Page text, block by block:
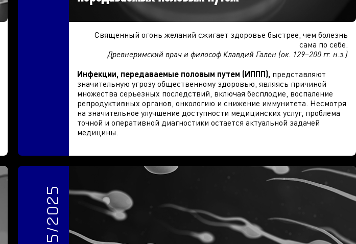
Священный огонь желаний сжигает здоровье быстрее, чем болезнь
сама по себе.
Древнеримский врач и философ Клавдий Гален (ок. 129–200 гг. н.э.)
Инфекции, передаваемые половым путем (ИППП), представляют
значительную угрозу общественному здоровью, являясь причиной
множества серьезных последствий, включая бесплодие, воспаление
репродуктивных органов, онкологию и снижение иммунитета. Несмотря
на значительное улучшение доступности медицинских услуг, проблема
точной и оперативной диагностики остается актуальной задачей
медицины.
5/2025